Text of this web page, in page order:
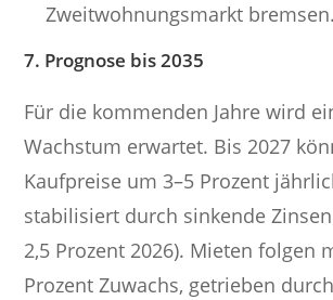
Zweitwohnungsmarkt bremsen.
7. Prognose bis 2035
Für die kommenden Jahre wird
Wachstum erwartet. Bis 2027
Kaufpreise um 3–5 Prozent
stabilisiert durch sinkende
2,5 Prozent 2026). Mieten folgen
Prozent Zuwachs, getrieben